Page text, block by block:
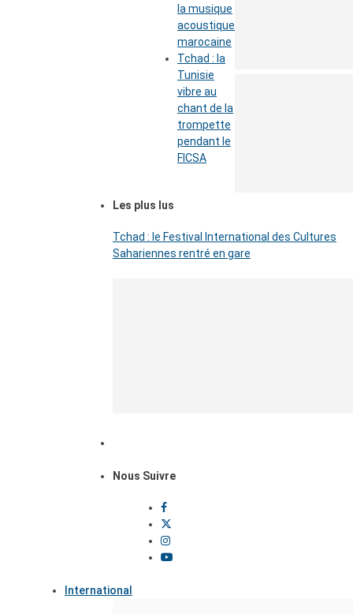
la musique
acoustique
marocaine
Tchad : la
Tunisie
vibre au
chant de la
trompette
pendant le
FICSA
Les plus lus
Tchad : le Festival International des Cultures
Sahariennes rentré en gare
Nous Suivre
International